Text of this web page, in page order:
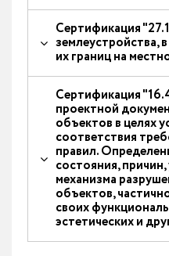
Сертификация
землеустройства,
их границ на
Сертификация
проектной
объектов в целях
соответствия
правил.
состояния,
механизма
объектов,
своих
эстетических и